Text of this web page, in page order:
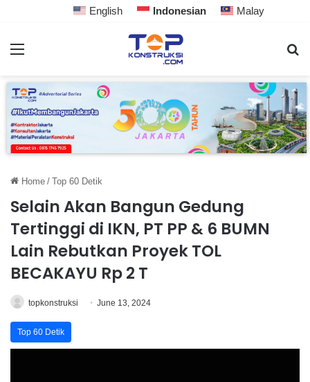
English Indonesian Malay
Home / Top 60 Detik
Selain Akan Bangun Gedung
Tertinggi di IKN, PT PP & 6 BUMN
Lain Rebutkan Proyek TOL
BECAKAYU Rp 2 T
topkonstruksi June 13, 2024
Top 60 Detik